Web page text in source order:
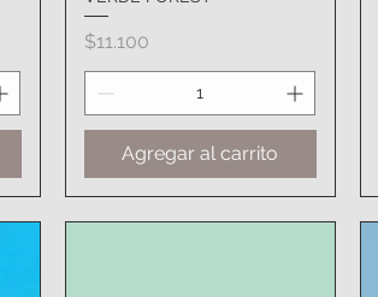
Precio
$11.100
Agregar al carrito